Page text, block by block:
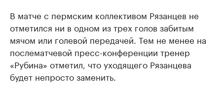
В матче с пермским коллективом Рязанцев не
отметился ни в одном из трех голов забитым
мячом или голевой передачей. Тем не менее на
послематчевой пресс-конференции тренер
«Рубина» отметил, что уходящего Рязанцева
будет непросто заменить.